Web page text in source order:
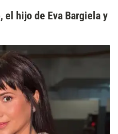
el hijo de Eva Bargiela y